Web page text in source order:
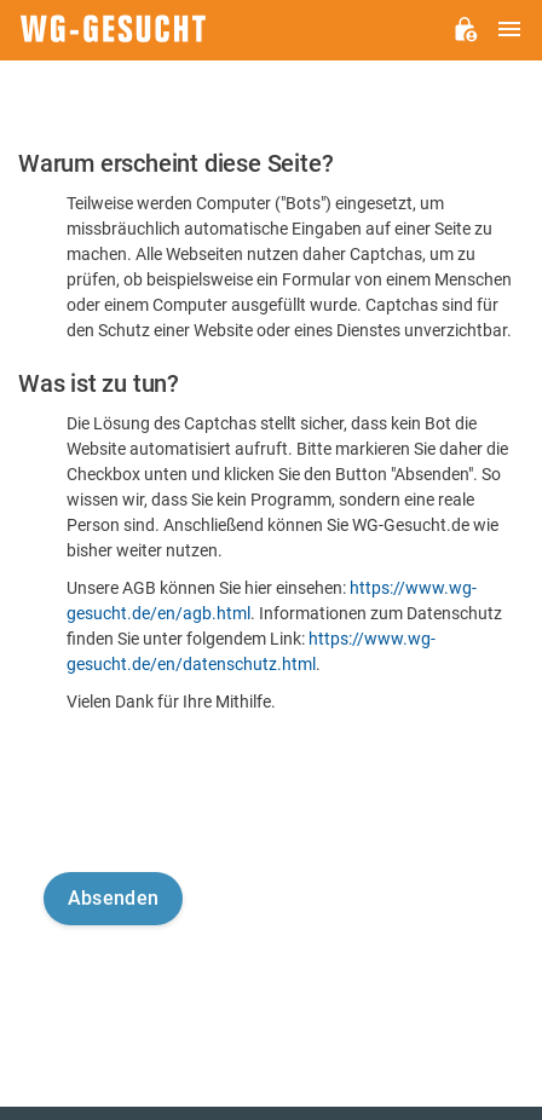
Bitte
dass
sind
Warum erscheint diese Seite?
Teilweise werden Computer ("Bots") eingesetzt, um
missbräuchlich automatische Eingaben auf einer Seite zu
machen. Alle Webseiten nutzen daher Captchas, um zu
prüfen, ob beispielsweise ein Formular von einem Menschen
oder einem Computer ausgefüllt wurde. Captchas sind für
den Schutz einer Website oder eines Dienstes unverzichtbar.
Was ist zu tun?
Die Lösung des Captchas stellt sicher, dass kein Bot die
Website automatisiert aufruft. Bitte markieren Sie daher die
Checkbox unten und klicken Sie den Button "Absenden". So
wissen wir, dass Sie kein Programm, sondern eine reale
Person sind. Anschließend können Sie WG-Gesucht.de wie
bisher weiter nutzen.
Unsere AGB können Sie hier einsehen: https://www.wg-
gesucht.de/en/agb.html . Informationen zum Datenschutz
finden Sie unter folgendem Link: https://www.wg-
gesucht.de/en/datenschutz.html .
Vielen Dank für Ihre Mithilfe.